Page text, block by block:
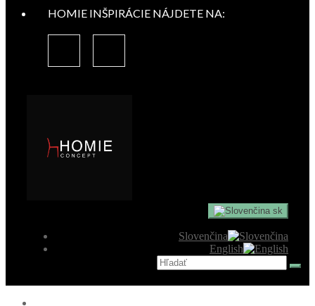
HOMIE INŠPIRÁCIE NÁJDETE NA:
sk
Slovenčina
English